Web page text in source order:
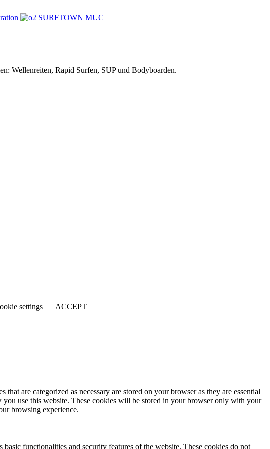
Wellenreiten, Rapid Surfen, SUP und Bodyboarden.
settings ACCEPT
are categorized as necessary are stored on your browser as they are essential
use this website. These cookies will be stored in your browser only with your
browsing experience.
functionalities and security features of the website. These cookies do not